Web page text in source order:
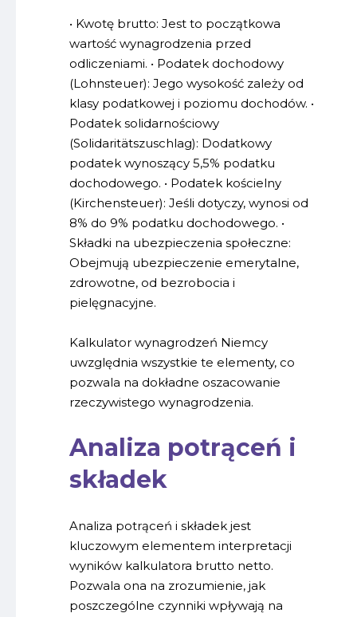
• Kwotę brutto: Jest to początkowa
wartość wynagrodzenia przed
odliczeniami. • Podatek dochodowy
(Lohnsteuer): Jego wysokość zależy od
klasy podatkowej i poziomu dochodów. •
Podatek solidarnościowy
(Solidaritätszuschlag): Dodatkowy
podatek wynoszący 5,5% podatku
dochodowego. • Podatek kościelny
(Kirchensteuer): Jeśli dotyczy, wynosi od
8% do 9% podatku dochodowego. •
Składki na ubezpieczenia społeczne:
Obejmują ubezpieczenie emerytalne,
zdrowotne, od bezrobocia i
pielęgnacyjne.
Kalkulator wynagrodzeń Niemcy
uwzględnia wszystkie te elementy, co
pozwala na dokładne oszacowanie
rzeczywistego wynagrodzenia.
Analiza potrąceń i
składek
Analiza potrąceń i składek jest
kluczowym elementem interpretacji
wyników kalkulatora brutto netto.
Pozwala ona na zrozumienie, jak
poszczególne czynniki wpływają na